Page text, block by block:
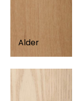
Alder